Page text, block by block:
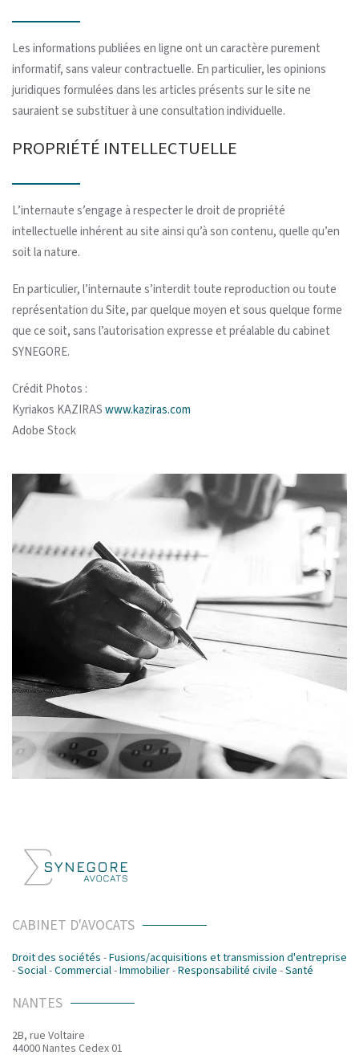
Les informations publiées en ligne ont un caractère purement
informatif, sans valeur contractuelle. En particulier, les opinions
juridiques formulées dans les articles présents sur le site ne
sauraient se substituer à une consultation individuelle.
PROPRIÉTÉ INTELLECTUELLE
L’internaute s’engage à respecter le droit de propriété
intellectuelle inhérent au site ainsi qu’à son contenu, quelle qu’en
soit la nature.
En particulier, l’internaute s’interdit toute reproduction ou toute
représentation du Site, par quelque moyen et sous quelque forme
que ce soit, sans l’autorisation expresse et préalable du cabinet
SYNEGORE.
Crédit Photos :
Kyriakos KAZIRASwww.kaziras.com
Adobe Stock
CABINET D'AVOCATS
Droit des sociétés -Fusions/acquisitions et transmission d'entreprise
-Social-Commercial-Immobilier-Responsabilité civile -Santé
NANTES
2B, rue Voltaire
44000 Nantes Cedex 01